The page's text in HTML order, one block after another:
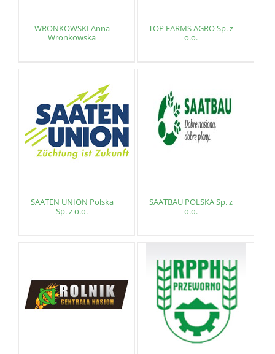
WRONKOWSKI Anna
Wronkowska
TOP FARMS AGRO Sp. z
o.o.
SAATEN UNION Polska
Sp. z o.o.
SAATBAU POLSKA Sp. z
o.o.